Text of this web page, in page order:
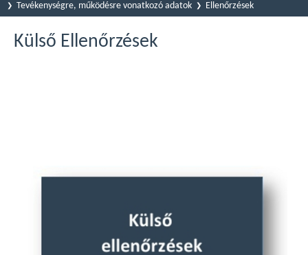
Tevékenységre, működésre vonatkozó adatok
Ellenőrzések
Külső Ellenőrzések